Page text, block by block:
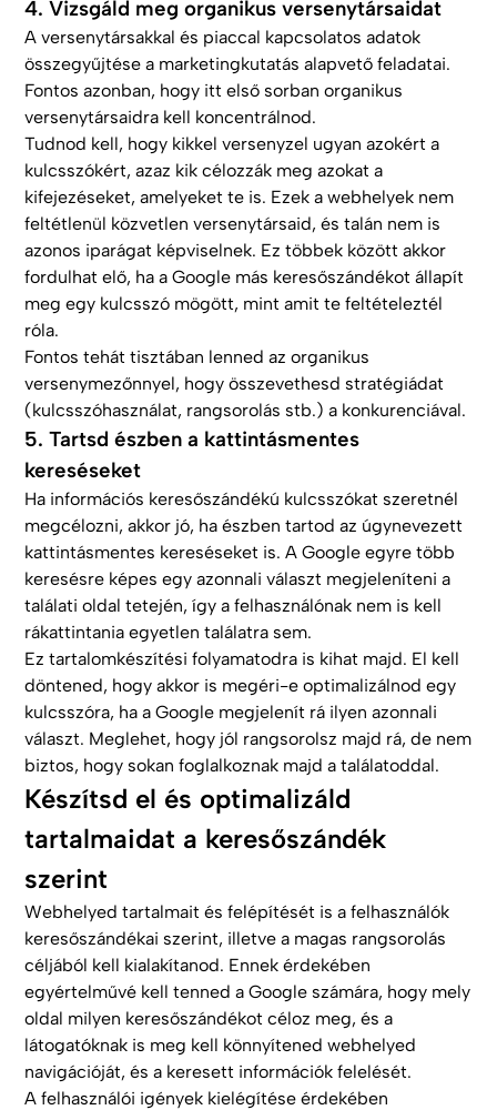
4. Vizsgáld meg organikus versenytársaidat
A versenytársakkal és piaccal kapcsolatos adatok
összegyűjtése a marketingkutatás alapvető feladatai.
Fontos azonban, hogy itt első sorban organikus
versenytársaidra kell koncentrálnod.
Tudnod kell, hogy kikkel versenyzel ugyan azokért a
kulcsszókért, azaz kik célozzák meg azokat a
kifejezéseket, amelyeket te is. Ezek a webhelyek nem
feltétlenül közvetlen versenytársaid, és talán nem is
azonos iparágat képviselnek. Ez többek között akkor
fordulhat elő, ha a Google más keresőszándékot állapít
meg egy kulcsszó mögött, mint amit te feltételeztél
róla.
Fontos tehát tisztában lenned az organikus
versenymezőnnyel, hogy összevethesd stratégiádat
(kulcsszóhasználat, rangsorolás stb.) a konkurenciával.
5. Tartsd észben a kattintásmentes
kereséseket
Ha információs keresőszándékú kulcsszókat szeretnél
megcélozni, akkor jó, ha észben tartod az úgynevezett
kattintásmentes kereséseket is. A Google egyre több
keresésre képes egy azonnali választ megjeleníteni a
találati oldal tetején, így a felhasználónak nem is kell
rákattintania egyetlen találatra sem.
Ez tartalomkészítési folyamatodra is kihat majd. El kell
döntened, hogy akkor is megéri-e optimalizálnod egy
kulcsszóra, ha a Google megjelenít rá ilyen azonnali
választ. Meglehet, hogy jól rangsorolsz majd rá, de nem
biztos, hogy sokan foglalkoznak majd a találatoddal.
Készítsd el és optimalizáld
tartalmaidat a keresőszándék
szerint
Webhelyed tartalmait és felépítését is a felhasználók
keresőszándékai szerint, illetve a magas rangsorolás
céljából kell kialakítanod. Ennek érdekében
egyértelművé kell tenned a Google számára, hogy mely
oldal milyen keresőszándékot céloz meg, és a
látogatóknak is meg kell könnyítened webhelyed
navigációját, és a keresett információk felelését.
A felhasználói igények kielégítése érdekében